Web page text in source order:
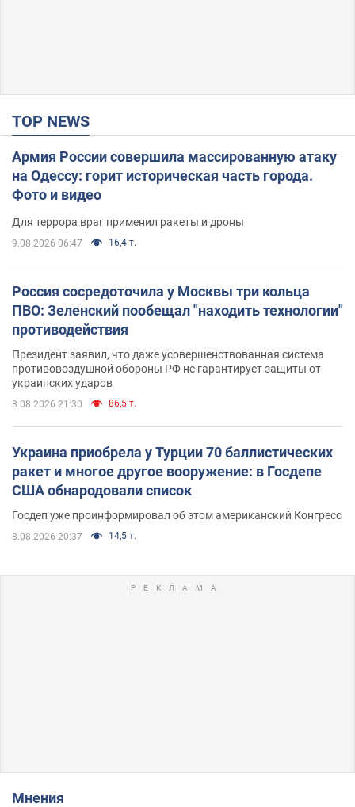
TOP NEWS
Армия России совершила массированную атаку
на Одессу: горит историческая часть города.
Фото и видео
Для террора враг применил ракеты и дроны
9.08.2026 06:47 16,4 т.
Россия сосредоточила у Москвы три кольца
ПВО: Зеленский пообещал "находить технологии"
противодействия
Президент заявил, что даже усовершенствованная система
противовоздушной обороны РФ не гарантирует защиты от
украинских ударов
8.08.2026 21:30 86,5 т.
Украина приобрела у Турции 70 баллистических
ракет и многое другое вооружение: в Госдепе
США обнародовали список
Госдеп уже проинформировал об этом американский Конгресс
8.08.2026 20:37 14,5 т.
Мнения